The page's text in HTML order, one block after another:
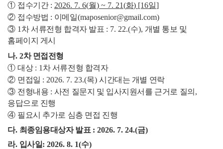
① 접수기간 : 2026. 7. 6(월) ~ 7. 21(화) [16일]
② 접수방법 : 이메일(maposenior@gmail.com)
③ 1 차 서류전형 합격자 발표 : 7. 22.(수), 개별 통보 및
홈페이지 게시
나. 2차 면접전형
① 대상 : 1 차 서류전형 합격자
② 면접일 : 2026. 7. 23.(목) 시간대는 개별 연락
③ 전형내용 : 사전 질문지 및 입사지원서를 근거로 질의 ,
응답으로 진행
④ 필요시 추가로 심층 면접 진행
다. 최종임용대상자 발표 : 2026. 7. 24.(금)
라. 입사일: 2026. 8. 1(수)